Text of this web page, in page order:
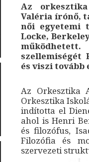
Az
Valéria írónő,
női egyetemi
Locke,
szellemiségét
és viszi
Az Orkesztika
Orkesztika
indította el
ahol is Henri
és filozófus,
Filozófia és
szervezeti